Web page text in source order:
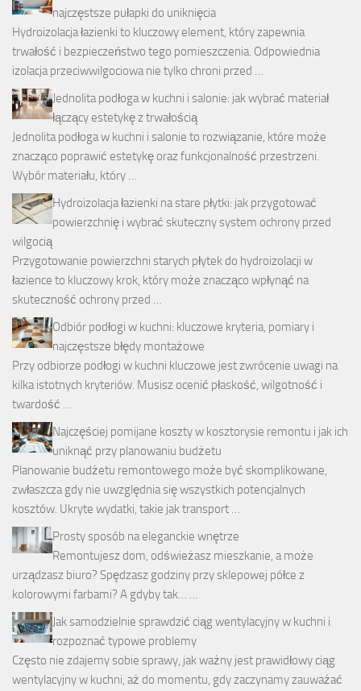
najczęstsze pułapki do uniknięcia
Hydroizolacja łazienki to kluczowy element, który zapewnia
trwałość i bezpieczeństwo tego pomieszczenia. Odpowiednia
izolacja przeciwwilgociowa nie tylko chroni przed …
Jednolita podłoga w kuchni i salonie: jak wybrać materiał
łączący estetykę z trwałością
Jednolita podłoga w kuchni i salonie to rozwiązanie, które może
znacząco poprawić estetykę oraz funkcjonalność przestrzeni.
Wybór materiału, który …
Hydroizolacja łazienki na stare płytki: jak przygotować
powierzchnię i wybrać skuteczny system ochrony przed
wilgocią
Przygotowanie powierzchni starych płytek do hydroizolacji w
łazience to kluczowy krok, który może znacząco wpłynąć na
skuteczność ochrony przed …
Odbiór podłogi w kuchni: kluczowe kryteria, pomiary i
najczęstsze błędy montażowe
Przy odbiorze podłogi w kuchni kluczowe jest zwrócenie uwagi na
kilka istotnych kryteriów. Musisz ocenić płaskość, wilgotność i
twardość …
Najczęściej pomijane koszty w kosztorysie remontu i jak ich
uniknąć przy planowaniu budżetu
Planowanie budżetu remontowego może być skomplikowane,
zwłaszcza gdy nie uwzględnia się wszystkich potencjalnych
kosztów. Ukryte wydatki, takie jak transport …
Prosty sposób na eleganckie wnętrze
Remontujesz dom, odświeżasz mieszkanie, a może
urządzasz biuro? Spędzasz godziny przy sklepowej półce z
kolorowymi farbami? A gdyby tak… …
Jak samodzielnie sprawdzić ciąg wentylacyjny w kuchni i
rozpoznać typowe problemy
Często nie zdajemy sobie sprawy, jak ważny jest prawidłowy ciąg
wentylacyjny w kuchni, aż do momentu, gdy zaczynamy zauważać